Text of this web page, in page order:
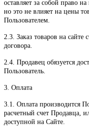
оставляет за собой право
но это не влияет на цены
Пользователем.
2.3. Заказ товаров на сайте
договора.
2.4. Продавец обязуется
Пользователь.
3. Оплата
3.1. Оплата производится
расчетный счет Продавца,
доступной на Сайте.